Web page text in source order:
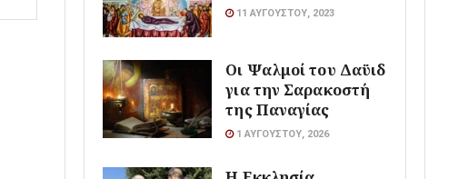
11 ΑΥΓΟΎΣΤΟΥ, 2023
Οι Ψαλμοί του Δαϋιδ
για την Σαρακοστή
της Παναγίας
1 ΑΥΓΟΎΣΤΟΥ, 2026